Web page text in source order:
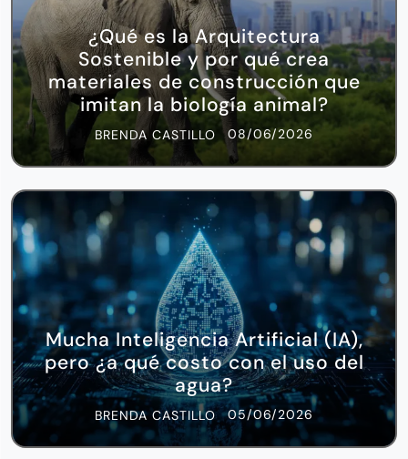
¿Qué es la Arquitectura
Sostenible y por qué crea
materiales de construcción que
imitan la biología animal?
BRENDA CASTILLO 08/06/2026
Mucha Inteligencia Artificial (IA),
pero ¿a qué costo con el uso del
agua?
BRENDA CASTILLO 05/06/2026